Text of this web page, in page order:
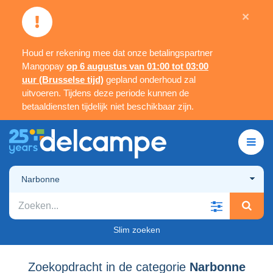
Houd er rekening mee dat onze betalingspartner
Mangopay op 6 augustus van 01:00 tot 03:00
uur (Brusselse tijd) gepland onderhoud zal
uitvoeren. Tijdens deze periode kunnen de
betaaldiensten tijdelijk niet beschikbaar zijn.
×
Narbonne
Slim zoeken
Zoekopdracht in de categorie Narbonne